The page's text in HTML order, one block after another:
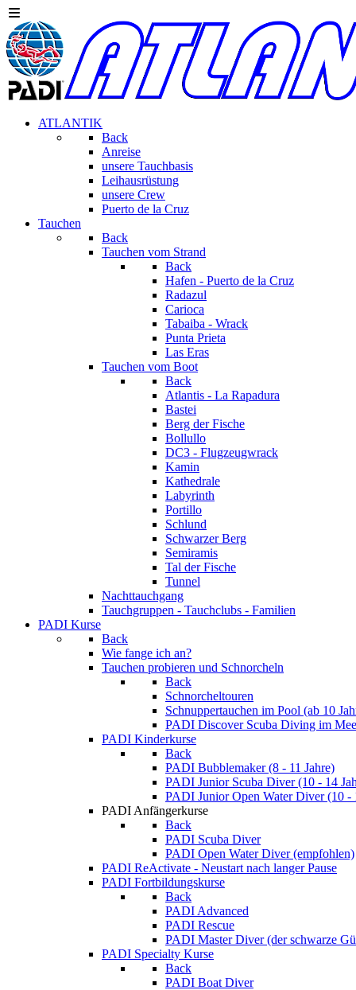
ATLANTIK
Back
Anreise
unsere Tauchbasis
Leihausrüstung
unsere Crew
Puerto de la Cruz
Tauchen
Back
Tauchen vom Strand
Back
Hafen - Puerto de la Cruz
Radazul
Carioca
Tabaiba - Wrack
Punta Prieta
Las Eras
Tauchen vom Boot
Back
Atlantis - La Rapadura
Bastei
Berg der Fische
Bollullo
DC3 - Flugzeugwrack
Kamin
Kathedrale
Labyrinth
Portillo
Schlund
Schwarzer Berg
Semiramis
Tal der Fische
Tunnel
Nachttauchgang
Tauchgruppen - Tauchclubs - Familien
PADI Kurse
Back
Wie fange ich an?
Tauchen probieren und Schnorcheln
Back
Schnorcheltouren
Schnuppertauchen im Pool (ab 10
PADI Discover Scuba Diving im
PADI Kinderkurse
Back
PADI Bubblemaker (8 - 11 Jahre)
PADI Junior Scuba Diver (10 - 14
PADI Junior Open Water Diver (10 -
PADI Anfängerkurse
Back
PADI Scuba Diver
PADI Open Water Diver (empfohlen)
PADI ReActivate - Neustart nach langer Pause
PADI Fortbildungskurse
Back
PADI Advanced
PADI Rescue
PADI Master Diver (der schwarze
PADI Specialty Kurse
Back
PADI Boat Diver